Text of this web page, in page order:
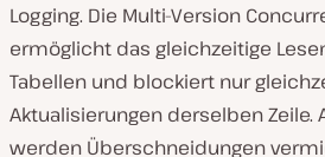
Logging. Die Multi-Version
ermöglicht das gleichzeitige
Tabellen und blockiert nur
Aktualisierungen derselben Zeile.
werden Überschneidungen